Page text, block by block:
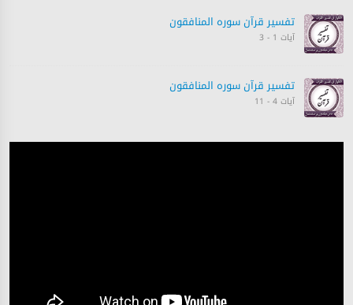
تفسیر قرآن سورہ ‎المنافقون
آیات 1 - 3
تفسیر قرآن سورہ ‎المنافقون
آیات 4 - 11